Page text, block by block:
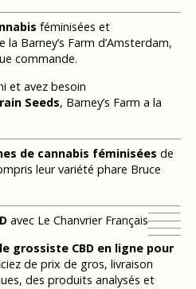
féminisées et
Barney’s Farm d’Amsterdam,
commande.
et avez besoin
Seeds, Barney’s Farm a la
de cannabis féminisées de
leur variété phare Bruce
avec Le Chanvrier Français
le grossiste CBD en ligne pour
de prix de gros, livraison
des produits analysés et